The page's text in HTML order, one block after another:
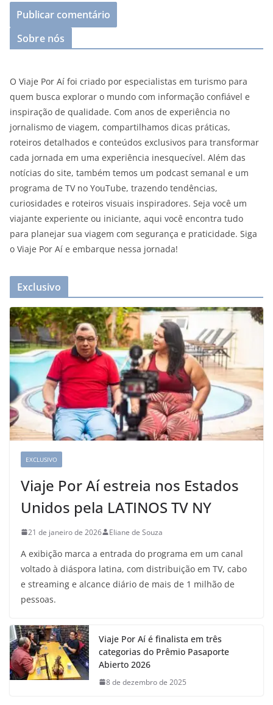
Sobre nós
O Viaje Por Aí foi criado por especialistas em turismo para
quem busca explorar o mundo com informação confiável e
inspiração de qualidade. Com anos de experiência no
jornalismo de viagem, compartilhamos dicas práticas,
roteiros detalhados e conteúdos exclusivos para transformar
cada jornada em uma experiência inesquecível. Além das
notícias do site, também temos um podcast semanal e um
programa de TV no YouTube, trazendo tendências,
curiosidades e roteiros visuais inspiradores. Seja você um
viajante experiente ou iniciante, aqui você encontra tudo
para planejar sua viagem com segurança e praticidade. Siga
o Viaje Por Aí e embarque nessa jornada!
Exclusivo
EXCLUSIVO
Viaje Por Aí estreia nos Estados
Unidos pela LATINOS TV NY
21 de janeiro de 2026 Eliane de Souza
A exibição marca a entrada do programa em um canal
voltado à diáspora latina, com distribuição em TV, cabo
e streaming e alcance diário de mais de 1 milhão de
pessoas.
Viaje Por Aí é finalista em três
categorias do Prêmio Pasaporte
Abierto 2026
8 de dezembro de 2025